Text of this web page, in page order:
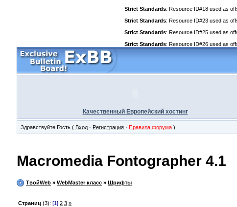
Strict Standards: Resource ID#18 used as
Strict Standards: Resource ID#23 used as
Strict Standards: Resource ID#25 used as
Strict Standards: Resource ID#26 used as
Качественный Европейский хостинг
Здравствуйте Гость ( Вход · Регистрация · Правила форума )
Macromedia Fontographer 4.1
ТвойWeb » WebMaster класс » Шрифты
Страниц (3): [1] 2 3 »